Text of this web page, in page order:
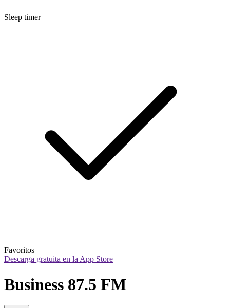
Sleep timer
Favoritos
Descarga gratuita en la App Store
Business 87.5 FM